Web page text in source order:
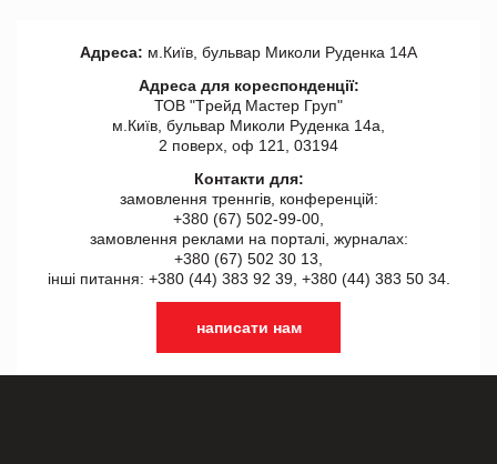
Адреса: м.Київ, бульвар Миколи Руденка 14А
Адреса для кореспонденції:
ТОВ "Tрейд Мастер Груп"
м.Київ, бульвар Миколи Руденка 14а,
2 поверх, оф 121, 03194
Контакти для:
замовлення треннгів, конференцій:
+380 (67) 502-99-00,
замовлення реклами на порталі, журналах:
+380 (67) 502 30 13,
інші питання: +380 (44) 383 92 39, +380 (44) 383 50 34.
написати нам